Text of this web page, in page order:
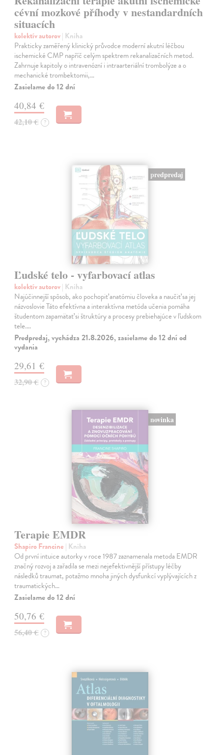
cévní mozkové příhody v nestandardních
situacích
kolektív autorov| Kniha
Prakticky zaměřený klinický průvodce moderní akutní léčbou
ischemické CMP napříč celým spektrem rekanalizačních metod.
Zahrnuje kapitoly o intravenózní i intraarteriální trombolýze a o
mechanické trombektomii,…
Zasielame do 12 dní
40,84 €
42,10 € ?
predpredaj
Ľudské telo - vyfarbovací atlas
kolektív autorov| Kniha
Najúčinnejší spôsob, ako pochopiť anatómiu človeka a naučiť sa jej
názvoslovie Táto efektívna a interaktívna metóda učenia pomáha
študentom zapamätať si štruktúry a procesy prebiehajúce v ľudskom
tele.…
Predpredaj, vychádza 21.8.2026, zasielame do 12 dní od
vydania
29,61 €
32,90 € ?
novinka
Terapie EMDR
Shapiro Francine | Kniha
Od první intuice autorky v roce 1987 zaznamenala metoda EMDR
značný rozvoj a zařadila se mezi nejefektivnější přístupy léčby
následků traumat, potažmo mnoha jiných dysfunkcí vyplývajících z
traumatických…
Zasielame do 12 dní
50,76 €
56,40 € ?